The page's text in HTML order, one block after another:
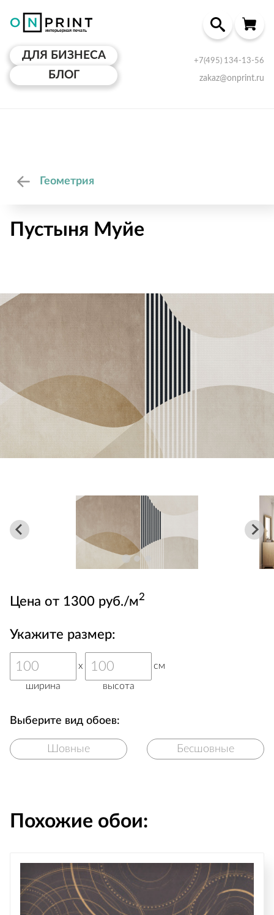
ДЛЯ БИЗНЕСА
БЛОГ
+7(495) 134-13-56
zakaz@onprint.ru
Геометрия
Пустыня Муйе
Цена от 1300 руб./м2
Укажите размер:
ширина
x
высота
см
Выберите вид обоев:
Шовные Бесшовные
Похожие обои: